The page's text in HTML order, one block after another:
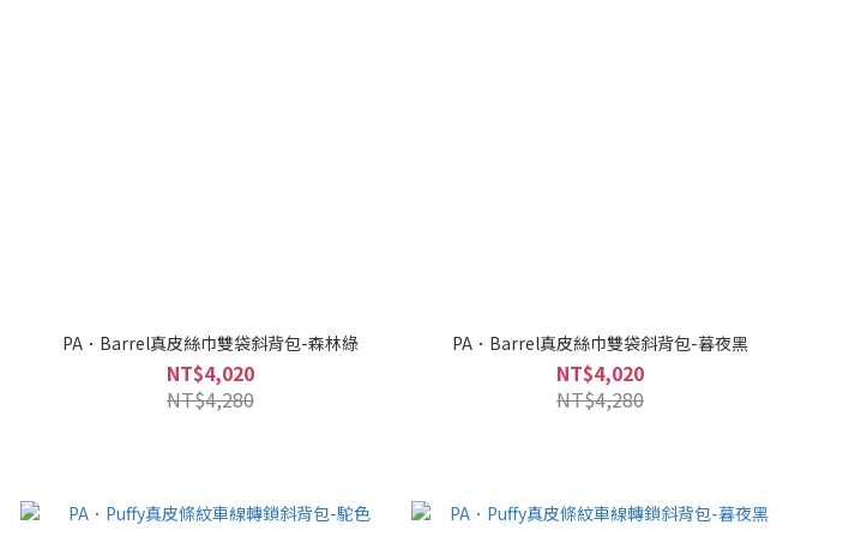
PA．Barrel真皮絲巾雙袋斜背包-森林綠
NT$4,020
NT$4,280
PA．Barrel真皮絲巾雙袋斜背包-暮夜黑
NT$4,020
NT$4,280